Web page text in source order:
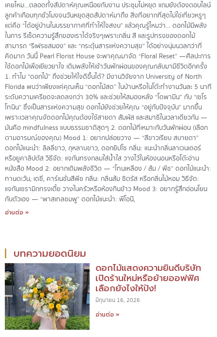
เคยไหม…ตลอดทั้งสัปดาห์คุณเหนื่อยกับงาน ประชุมไม่หยุด แถมยังต้องตอบไลน์
ลูกค้าเกือบทุกชั่วโมงจนวันหยุดสุดสัปดาห์มาถึง สิ่งที่อยากที่สุดไม่ใช่เที่ยวหรูๆ
แต่คือ “ได้อยู่บ้านในบรรยากาศที่ทำให้ใจสงบ” แล้วคุณรู้ไหมว่า… ดอกไม้มีพลัง
ในการ รีเซ็ตความรู้สึกของเราได้จริงๆเพราะกลิ่น สี และรูปทรงของดอกไม้
สามารถ “รีเฟรชสมอง” และ “กระตุ้นสารแห่งความสุข” ได้อย่างนุ่มนวลกว่าที่
คิดมาก วันนี้ Pearl Florist House จะพาคุณมาจัด “Floral Reset” —ศิลปะการ
ใช้ดอกไม้เพื่อเยียวยาใจ เติมพลังให้เช้าวันพักผ่อนของคุณกลับมามีชีวิตอีกครั้ง
1. ทำไม “ดอกไม้” ถึงช่วยให้ใจดีขึ้นได้? มีงานวิจัยจาก University of North
Florida พบว่าเพียงแค่คุณเห็น “ดอกไม้สด” ในบ้านหรือในโต๊ะทำงานวันละ 5 นาที
ระดับความเครียดจะลดลงกว่า 30% และช่วยให้สมองหลั่ง “โดพามีน” กับ “เซโร
โทนิน” ซึ่งเป็นสารแห่งความสุข ดอกไม้ยังช่วยให้คุณ “อยู่กับปัจจุบัน” มากขึ้น
เพราะเวลาคุณจัดดอกไม้คุณต้องใช้สายตา สัมผัส และสมาธิในเวลาเดียวกัน —
มันคือ mindfulness แบบธรรมชาติสุดๆ 2. ดอกไม้ที่เหมาะกับวันพักผ่อน (เลือก
ตามอารมณ์ของคุณ) Mood 1: อยากปล่อยวาง — “สีขาวเรียบ สบายตา”
ดอกไม้แนะนำ: ลิลลี่ขาว, กุหลาบขาว, ดอกยิปโซ กลิ่น: แนะนำกลิ่นลาเวนเดอร์
หรือยูคาลิปตัส วิธีจัด: แจกันทรงกลมใส่น้ำใส วางไว้ในห้องนอนหรือโต๊ะอ่าน
หนังสือ Mood 2: อยากเติมพลังชีวิต — “โทนเหลือง / ส้ม / พีช” ดอกไม้แนะนำ:
ทานตะวัน, เดซี่, คาร์เนชั่นสีพีช กลิ่น: กลิ่นส้ม ซิตรัส หรือกลิ่นไม้หอม วิธีจัด:
แจกันเซรามิกทรงเตี้ย วางในครัวหรือห้องกินข้าว Mood 3: อยากรู้สึกอ่อนโยน
กับตัวเอง — “พาสเทลชมพู” ดอกไม้แนะนำ: พีโอนี,
อ่านต่อ »
บทความยอดนิยม
ดอกไม้แสดงความยินดีบริษัท
เปิดร้านใหม่หรือย้ายออฟฟิศ
เลือกยังไงให้ปัง!
มิถุนายน 16, 2026
อ่านต่อ »